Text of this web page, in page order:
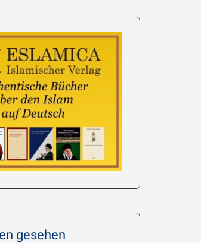
Imam Chamene’i: Hadith
meisten Wissen beziehen
gesehen